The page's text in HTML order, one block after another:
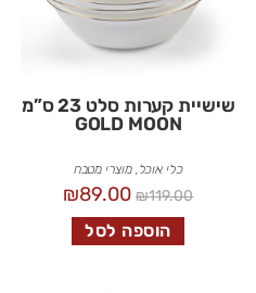
שישיית קערות סלט 23 ס”מ
GOLD MOON
כלי אוכל,מוצרי מטבח
₪119.00
₪89.00
הוספה לסל